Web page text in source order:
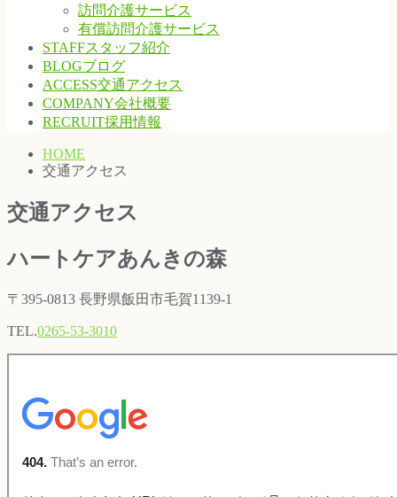
訪問介護サービス
有償訪問介護サービス
STAFFスタッフ紹介
BLOGブログ
ACCESS交通アクセス
COMPANY会社概要
RECRUIT採用情報
HOME
交通アクセス
交通アクセス
ハートケアあんきの森
〒395-0813 長野県飯田市毛賀1139-1
TEL.0265-53-3010